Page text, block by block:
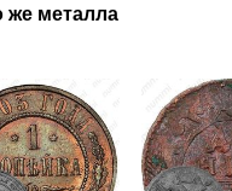
же металла